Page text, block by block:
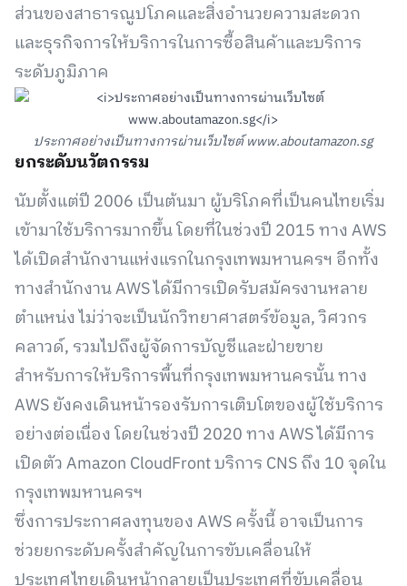
ส่วนของสาธารณูปโภคและสิ่งอำนวยความสะดวก
และธุรกิจการให้บริการในการซื้อสินค้าและบริการ
ระดับภูมิภาค
ประกาศอย่างเป็นทางการผ่านเว็บไซต์ www.aboutamazon.sg
ยกระดับนวัตกรรม
นับตั้งแต่ปี 2006 เป็นต้นมา ผู้บริโภคที่เป็นคนไทยเริ่ม
เข้ามาใช้บริการมากขึ้น โดยที่ในช่วงปี 2015 ทาง AWS
ได้เปิดสำนักงานแห่งแรกในกรุงเทพมหานครฯ อีกทั้ง
ทางสำนักงาน AWS ได้มีการเปิดรับสมัครงานหลาย
ตำแหน่ง ไม่ว่าจะเป็นนักวิทยาศาสตร์ข้อมูล, วิศวกร
คลาวด์, รวมไปถึงผู้จัดการบัญชีและฝ่ายขาย
สำหรับการให้บริการพื้นที่กรุงเทพมหานครนั้น ทาง
AWS ยังคงเดินหน้ารองรับการเติบโตของผู้ใช้บริการ
อย่างต่อเนื่อง โดยในช่วงปี 2020 ทาง AWS ได้มีการ
เปิดตัว Amazon CloudFront บริการ CNS ถึง 10 จุดใน
กรุงเทพมหานครฯ
ซึ่งการประกาศลงทุนของ AWS ครั้งนี้ อาจเป็นการ
ช่วยยกระดับครั้งสำคัญในการขับเคลื่อนให้
ประเทศไทยเดินหน้ากลายเป็นประเทศที่ขับเคลื่อน